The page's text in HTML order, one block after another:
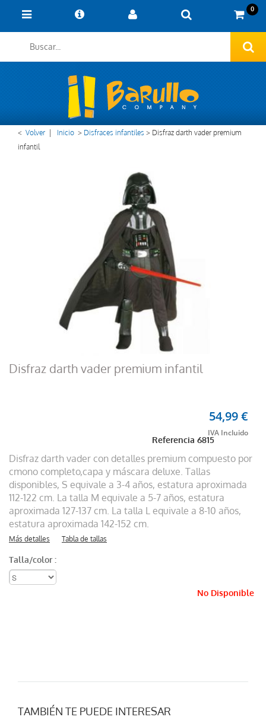
0
< Volver Inicio > Disfraces infantiles > Disfraz darth vader premium
infantil
Disfraz darth vader premium infantil
Referencia6815
54,99 €
Disfraz darth vader con detalles premium compuesto por
cmono completo,capa y máscara deluxe. Tallas
disponibles, S equivale a 3-4 años, estatura aproximada
112-122 cm. La talla M equivale a 5-7 años, estatura
aproximada 127-137 cm. La talla L equivale a 8-10 años,
estatura aproximada 142-152 cm.
Más detalles Tabla de tallas
Talla/color :
No Disponible
TAMBIÉN TE PUEDE INTERESAR